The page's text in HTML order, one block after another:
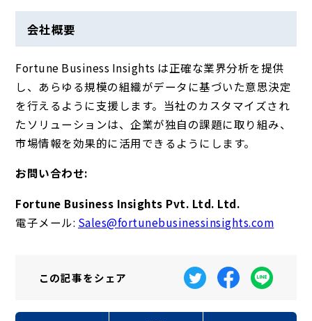
会社概要
Fortune Business Insights は正確な業界分析を提供
し、あらゆる規模の組織がデータに基づいた意思決定
を行えるように支援します。当社のカスタマイズされ
たソリューションは、企業が独自の課題に取り組み、
市場情報を効果的に活用できるようにします。
お問い合わせ:
Fortune Business Insights Pvt. Ltd. Ltd.
電子メール: Sales@fortunebusinessinsights.com
この記事をシェア